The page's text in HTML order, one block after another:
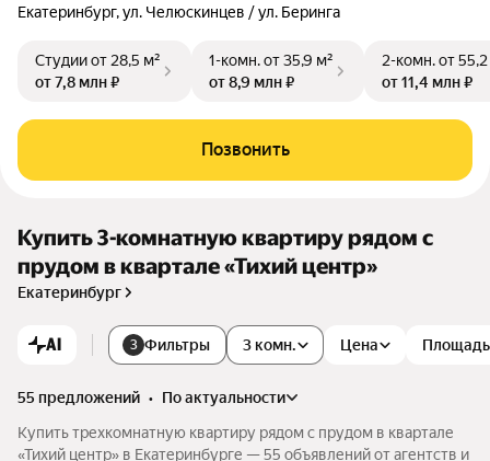
Екатеринбург,ул. Челюскинцев / ул. Беринга
Студииот 28,5 м²
от 7,8 млн ₽
1-комн.от 35,9 м²
от 8,9 млн ₽
2-комн.от
от 11,4 млн ₽
Позвонить
Купить 3-комнатную квартиру рядом с
прудом в квартале «Тихий центр»
Екатеринбург
AI 3 Фильтры 3 комн. Цена Площадь
55 предложений •
по актуальности
Купить трехкомнатную квартиру рядом с прудом в квартале
«Тихий центр» в Екатеринбурге — 55 объявлений от агентств и